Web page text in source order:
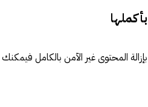
المحتوى غير الآمن بالكامل فيمكنك